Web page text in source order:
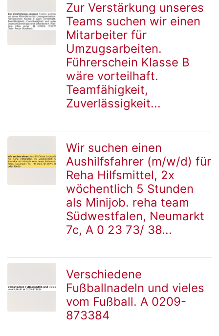
Detailseite
Zur Verstärkung unseres
Teams suchen wir einen
Mitarbeiter für
Umzugsarbeiten.
Führerschein Klasse B
wäre vorteilhaft.
Teamfähigkeit,
Zuverlässigkeit...
Detailseite
Wir suchen einen
Aushilfsfahrer (m/w/d) für
Reha Hilfsmittel, 2x
wöchentlich 5 Stunden
als Minijob. reha team
Südwestfalen, Neumarkt
7c, A 0 23 73/ 38...
zur
Verschiedene
Fußballnadeln und vieles
vom Fußball. A 0209-
873384